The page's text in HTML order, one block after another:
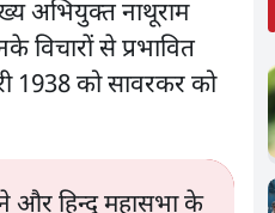
अभियुक्त नाथूराम
विचारों से प्रभावित
1938 को सावरकर को
और हिन्दू महासभा के